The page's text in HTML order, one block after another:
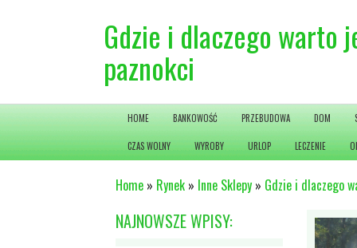
Gdzie i dlaczego warto
paznokci
HOME BANKOWOŚĆ PRZEBUDOWA DOM
CZAS WOLNY WYROBY URLOP LECZENIE
Home » Rynek » Inne Sklepy » Gdzie i dlaczego
NAJNOWSZE WPISY: